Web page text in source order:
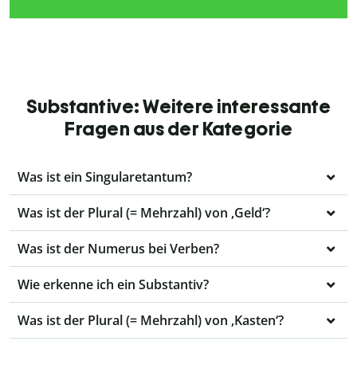
Substantive: Weitere interessante
Fragen aus der Kategorie
Was ist ein Singularetantum?
Was ist der Plural (= Mehrzahl) von ‚Geld‘?
Was ist der Numerus bei Verben?
Wie erkenne ich ein Substantiv?
Was ist der Plural (= Mehrzahl) von ‚Kasten‘?